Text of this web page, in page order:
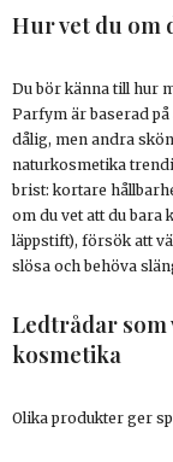
Hur vet du om
Du bör känna till hur
Parfym är baserad
dålig, men andra
naturkosmetika
brist: kortare
om du vet att du bara
läppstift), försök att
slösa och behöva
Ledtrådar som
kosmetika
Olika produkter ger